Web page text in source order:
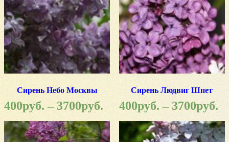
Сирень Небо Москвы
400руб. – 3700руб.
Сирень Людвиг Шпет
400руб. – 3700руб.